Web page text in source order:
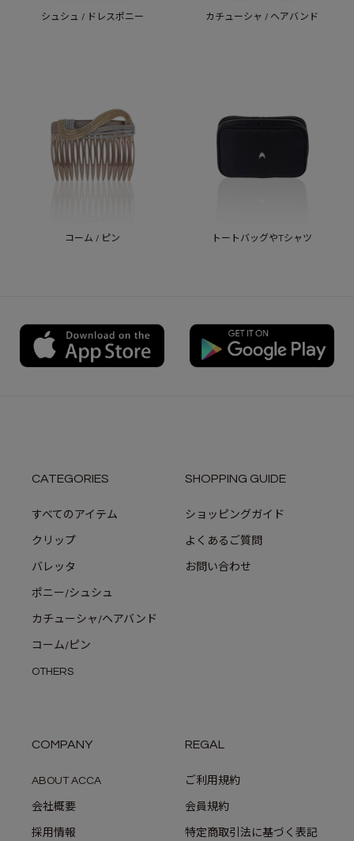
シュシュ / ドレスポニー カチューシャ / ヘアバンド
コーム / ピン トートバッグやTシャツ
CATEGORIES
すべてのアイテム
クリップ
バレッタ
ポニー/シュシュ
カチューシャ/ヘアバンド
コーム/ピン
OTHERS
SHOPPING GUIDE
ショッピングガイド
よくあるご質問
お問い合わせ
COMPANY
ABOUT ACCA
会社概要
採用情報
REGAL
ご利用規約
会員規約
特定商取引法に基づく表記